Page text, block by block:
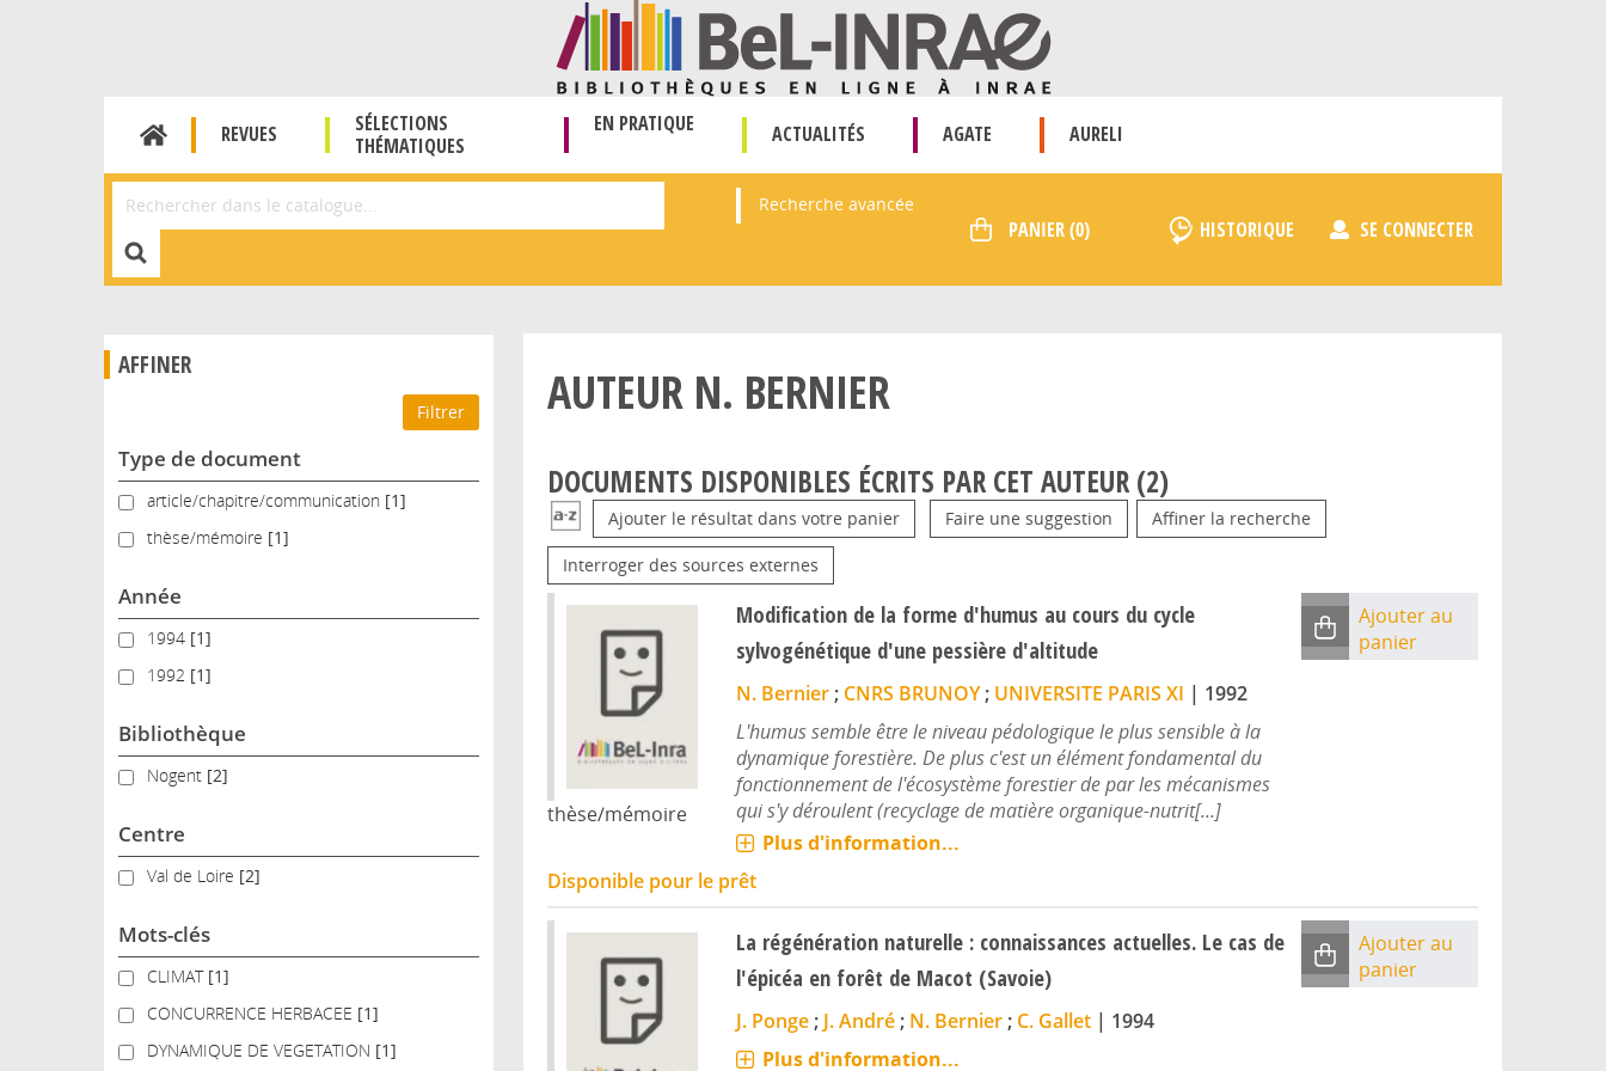
REVUES
SÉLECTIONS
THÉMATIQUES
EN PRATIQUE ACTUALITÉS AGATE AURELI
Affiner la Recherche Recherche avancée
HISTORIQUE SE CONNECTER
AFFINER
Type de document
article/chapitre/communication
article/chapitre/communication [1]
thèse/mémoire
thèse/mémoire [1]
Année
19941994 [1]
19921992 [1]
Bibliothèque
NogentNogent [2]
Centre
Val de Loire
Val de Loire [2]
Mots-clés
CLIMATCLIMAT [1]
CONCURRENCE HERBACEE
CONCURRENCE HERBACEE [1]
DYNAMIQUE DE VEGETATION
DYNAMIQUE DE VEGETATION [1]
AUTEUR N. BERNIER
DOCUMENTS DISPONIBLES ÉCRITS PAR CET AUTEUR (2)
Ajouter le résultat dans votre panier Faire une suggestion Affiner la recherche
Interroger des sources externes
thèse/mémoire
Modification de la forme d'humus au cours du cycle
sylvogénétique d'une pessière d'altitude
N. Bernier; CNRS BRUNOY; UNIVERSITE PARIS XI | 1992
L'humus semble être le niveau pédologique le plus sensible à la
dynamique forestière. De plus c'est un élément fondamental du
fonctionnement de l'écosystème forestier de par les mécanismes
qui s'y déroulent (recyclage de matière organique-nutrit[...]
Plus d'information...
Ajouter au
panier
Disponible pour le prêt
La régénération naturelle : connaissances actuelles. Le cas de
l'épicéa en forêt de Macot (Savoie)
J. Ponge; J. André; N. Bernier; C. Gallet | 1994
Plus d'information...
Ajouter au
panier